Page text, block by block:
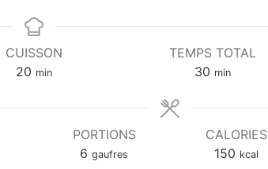
CUISSON
20 m
n
min
TEMPS TOTAL
30 m
n
u
min
PORTIONS
6 gaufres
CALORIES
150 kcal